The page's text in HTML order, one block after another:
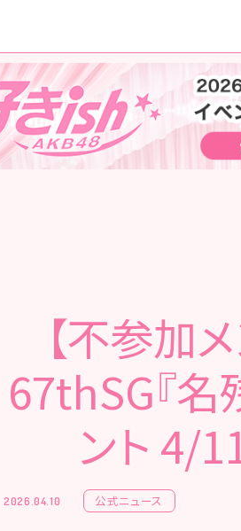
【不参加
67thSG『名
ント 4/
2026.04.10 公式ニュース